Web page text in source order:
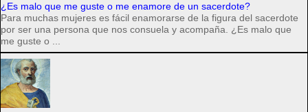
¿Es malo que me guste o me enamore de un sacerdote?
Para muchas mujeres es fácil enamorarse de la figura del sacerdote
por ser una persona que nos consuela y acompaña. ¿Es malo que
me guste o ...